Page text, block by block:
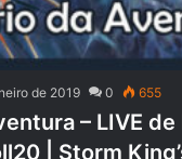
de 2019 0 655
– LIVE de
| Storm